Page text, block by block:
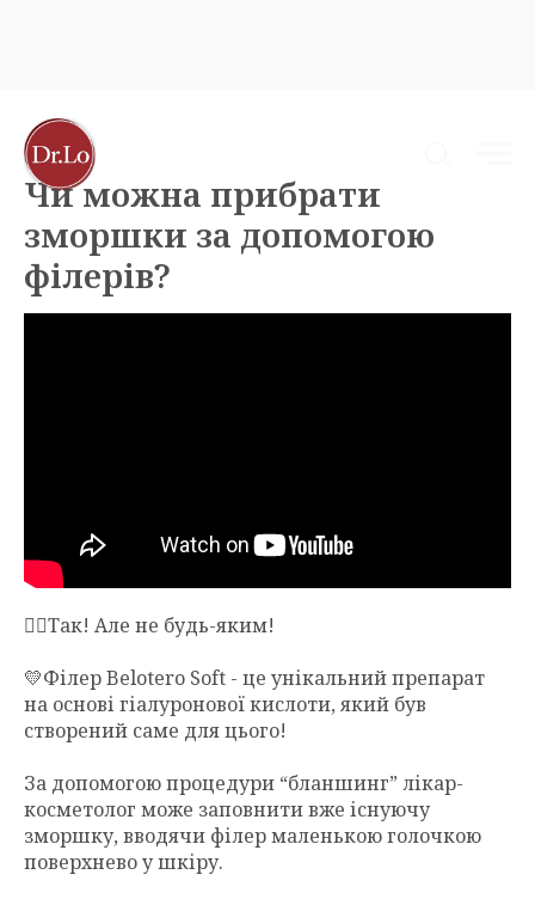
Чи можна прибрати
зморшки за допомогою
філерів?
☝🏻Так! Але не будь-яким!
💛Філер Belotero Soft - це унікальний препарат
на основі гіалуронової кислоти, який був
створений саме для цього!
За допомогою процедури “бланшинг” лікар-
косметолог може заповнити вже існуючу
зморшку, вводячи філер маленькою голочкою
поверхнево у шкіру.